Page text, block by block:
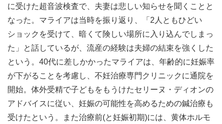
に受けた超音波検査で、夫妻は悲しい知らせを聞くことと
なった。マライアは当時を振り返り、「2人ともひどい
ショックを受けて、暗くて険しい場所に入り込んでしまっ
た」と話しているが、流産の経験は夫婦の結束を強くした
という。40代に差しかかったマライアは、年齢的に妊娠率
が下がることを考慮し、不妊治療専門クリニックに通院を
開始。体外受精で子どもをもうけたセリーヌ・ディオンの
アドバイスに従い、妊娠の可能性を高めるための鍼治療も
受けたという。また治療前(と妊娠初期)には、黄体ホルモ